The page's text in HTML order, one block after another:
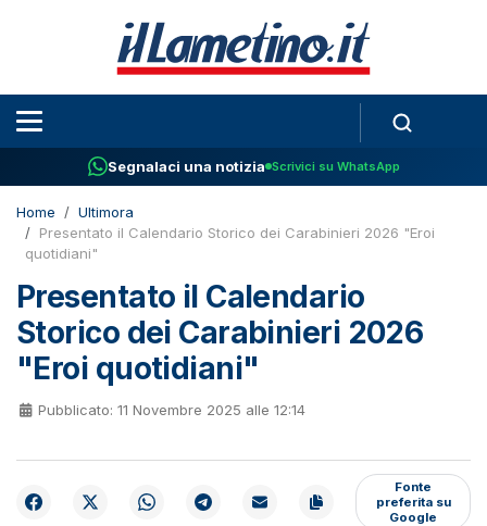
Segnalaci una notizia Scrivici su WhatsApp
Home
Ultimora
Presentato il Calendario Storico dei Carabinieri 2026 "Eroi
quotidiani"
Presentato il Calendario
Storico dei Carabinieri 2026
"Eroi quotidiani"
Pubblicato: 11 Novembre 2025 alle 12:14
Fonte
preferita su
Google